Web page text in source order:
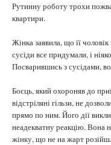
Рутинну роботу трохи
квартири.
Жінка заявила, що її
сусіди все придумали, і
Посварившись з сусідами,
Боєць, який охороняв до
відстріляні гільзи, не
прямо по ним. Його дії
неадекватну реакцію. Вона
жінку, що не на жарт